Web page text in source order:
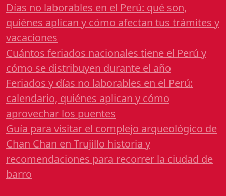
Días no laborables en el Perú: qué son,
quiénes aplican y cómo afectan tus trámites y
vacaciones
Cuántos feriados nacionales tiene el Perú y
cómo se distribuyen durante el año
Feriados y días no laborables en el Perú:
calendario, quiénes aplican y cómo
aprovechar los puentes
Guía para visitar el complejo arqueológico de
Chan Chan en Trujillo historia y
recomendaciones para recorrer la ciudad de
barro